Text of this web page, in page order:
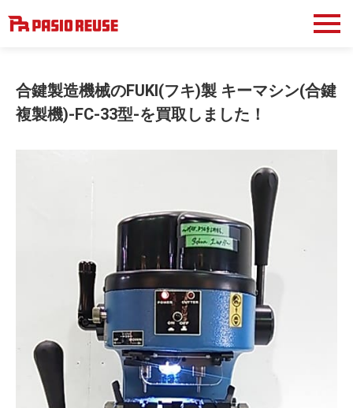
合鍵製造機械のFUKI(フキ)製 キーマシン(合鍵
複製機)-FC-33型-を買取しました！